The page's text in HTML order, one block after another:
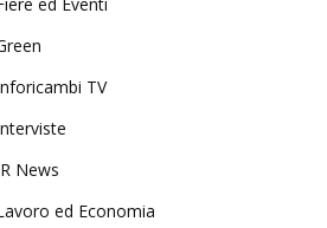
TV
News
ed Economia